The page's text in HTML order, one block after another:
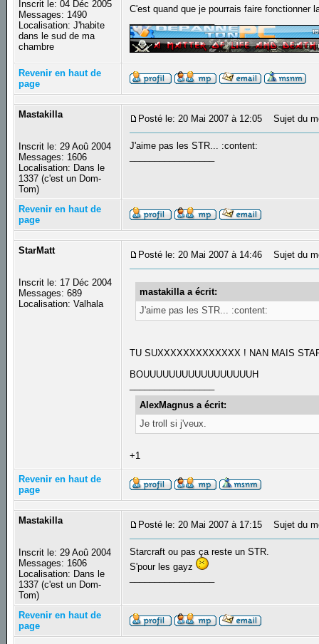
Inscrit le: 04 Déc 2005
Messages: 1490
Localisation: J'habite
dans le sud de ma
chambre
C'est quand que je pourrais faire fonctionner
Revenir en haut de
page
Mastakilla
Inscrit le: 29 Aoû 2004
Messages: 1606
Localisation: Dans le
1337 (c'est un Dom-
Tom)
Posté le: 20 Mai 2007 à 12:05 Sujet du
J'aime pas les STR... :content:
Revenir en haut de
page
StarMatt
Inscrit le: 17 Déc 2004
Messages: 689
Localisation: Valhala
Posté le: 20 Mai 2007 à 14:46 Sujet du
mastakilla a écrit:
J'aime pas les STR... :content:
TU SUXXXXXXXXXXXXX ! NAN MAIS
BOUUUUUUUUUUUUUUUUUH
AlexMagnus a écrit:
Je troll si j'veux.
+1
Revenir en haut de
page
Mastakilla
Inscrit le: 29 Aoû 2004
Messages: 1606
Localisation: Dans le
1337 (c'est un Dom-
Tom)
Posté le: 20 Mai 2007 à 17:15 Sujet du
Starcraft ou pas ça reste un STR.
S'pour les gayz
Revenir en haut de
page